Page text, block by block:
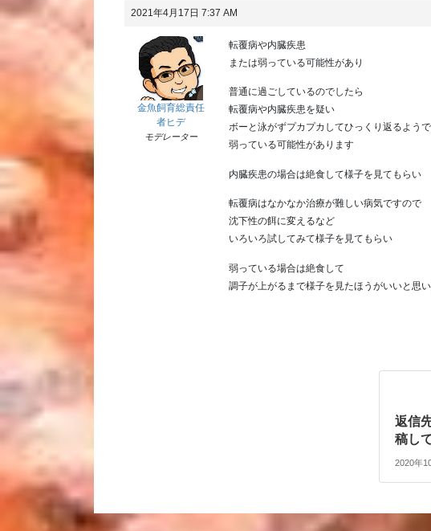
2021年4月17日 7:37 AM
金魚飼育総責任
者ヒデ
モデレーター
転覆病や内臓疾患
または弱っている可能性があり
普通に過ごしているのでしたら
転覆病や内臓疾患を疑い
ボーと泳がずプカプカしてひっくり返るよう
弱っている可能性があります
内臓疾患の場合は絶食して様子を見てもらい
転覆病はなかなか治療が難しい病気ですので
沈下性の餌に変えるなど
いろいろ試してみて様子を見てもらい
弱っている場合は絶食して
調子が上がるまで様子を見たほうがいいと思い
返信
稿し
2020年